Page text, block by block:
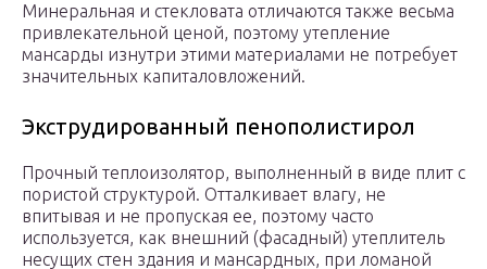
Минеральная и стекловата отличаются также весьма
привлекательной ценой, поэтому утепление
мансарды изнутри этими материалами не потребует
значительных капиталовложений.
Экструдированный пенополистирол
Прочный теплоизолятор, выполненный в виде плит с
пористой структурой. Отталкивает влагу, не
впитывая и не пропуская ее, поэтому часто
используется, как внешний (фасадный) утеплитель
несущих стен здания и мансардных, при ломаной